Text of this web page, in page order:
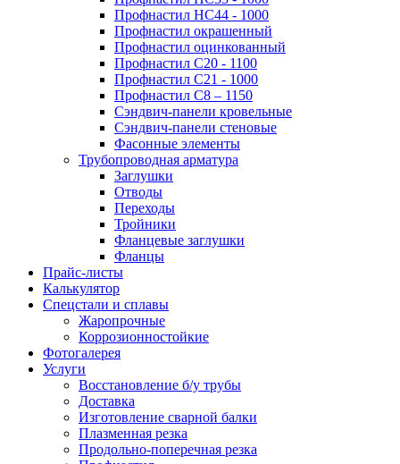
Профнастил НС44 - 1000
Профнастил окрашенный
Профнастил оцинкованный
Профнастил С20 - 1100
Профнастил С21 - 1000
Профнастил С8 – 1150
Сэндвич-панели кровельные
Сэндвич-панели стеновые
Фасонные элементы
Трубопроводная арматура
Заглушки
Отводы
Переходы
Тройники
Фланцевые заглушки
Фланцы
Прайс-листы
Калькулятор
Спецстали и сплавы
Жаропрочные
Коррозионностойкие
Фотогалерея
Услуги
Восстановление б/у трубы
Доставка
Изготовление сварной балки
Плазменная резка
Продольно-поперечная резка